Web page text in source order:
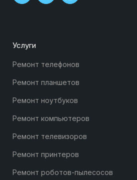
Услуги
Ремонт телефонов
Ремонт планшетов
Ремонт ноутбуков
Ремонт компьютеров
Ремонт телевизоров
Ремонт принтеров
Ремонт роботов-пылесосов